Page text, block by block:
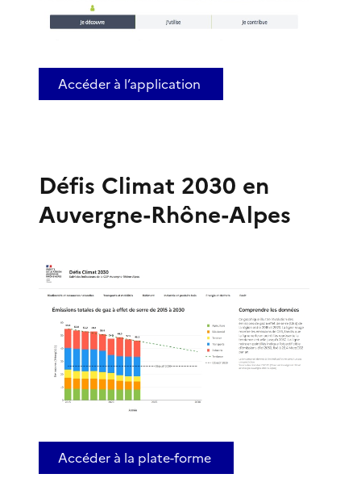
Accéder à l’application
Défis Climat 2030 en
Auvergne-Rhône-Alpes
Accéder à la plate-forme